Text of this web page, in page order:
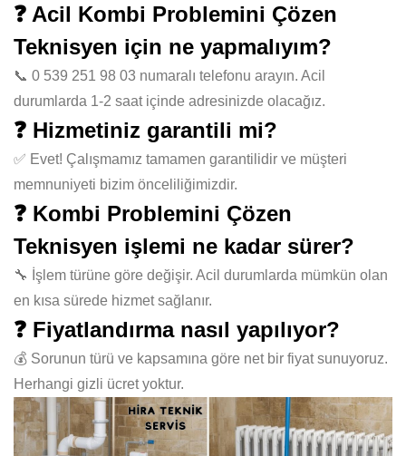
❓ Acil Kombi Problemini Çözen
Teknisyen için ne yapmalıyım?
📞 0 539 251 98 03 numaralı telefonu arayın. Acil
durumlarda 1-2 saat içinde adresinizde olacağız.
❓ Hizmetiniz garantili mi?
✅ Evet! Çalışmamız tamamen garantilidir ve müşteri
memnuniyeti bizim önceliliğimizdir.
❓ Kombi Problemini Çözen
Teknisyen işlemi ne kadar sürer?
🔧 İşlem türüne göre değişir. Acil durumlarda mümkün olan
en kısa sürede hizmet sağlanır.
❓ Fiyatlandırma nasıl yapılıyor?
💰 Sorunun türü ve kapsamına göre net bir fiyat sunuyoruz.
Herhangi gizli ücret yoktur.